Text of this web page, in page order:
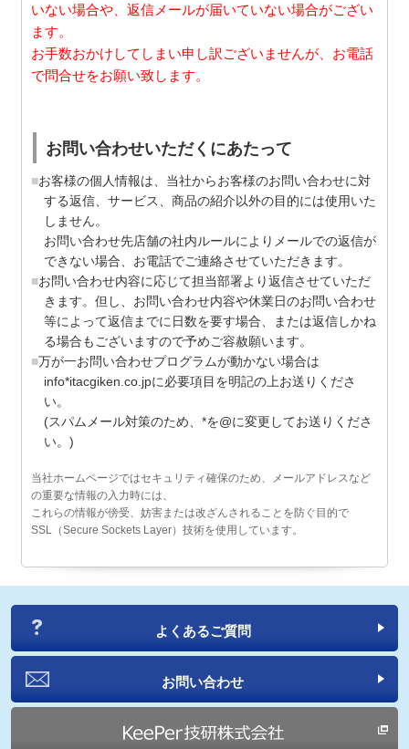
いない場合や、返信メールが届いていない場合がござい
ます。
お手数おかけしてしまい申し訳ございませんが、お電話
で問合せをお願い致します。
お問い合わせいただくにあたって
お客様の個人情報は、当社からお客様のお問い合わせに対
する返信、サービス、商品の紹介以外の目的には使用いた
しません。
お問い合わせ先店舗の社内ルールによりメールでの返信が
できない場合、お電話でご連絡させていただきます。
お問い合わせ内容に応じて担当部署より返信させていただ
きます。但し、お問い合わせ内容や休業日のお問い合わせ
等によって返信までに日数を要す場合、または返信しかね
る場合もございますので予めご容赦願います。
万が一お問い合わせプログラムが動かない場合は
info*itacgiken.co.jpに必要項目を明記の上お送りくださ
い。
(スパムメール対策のため、*を@に変更してお送りくださ
い。)
当社ホームページではセキュリティ確保のため、メールアドレスなど
の重要な情報の入力時には、
これらの情報が傍受、妨害または改ざんされることを防ぐ目的で
SSL（Secure Sockets Layer）技術を使用しています。
よくあるご質問
お問い合わせ